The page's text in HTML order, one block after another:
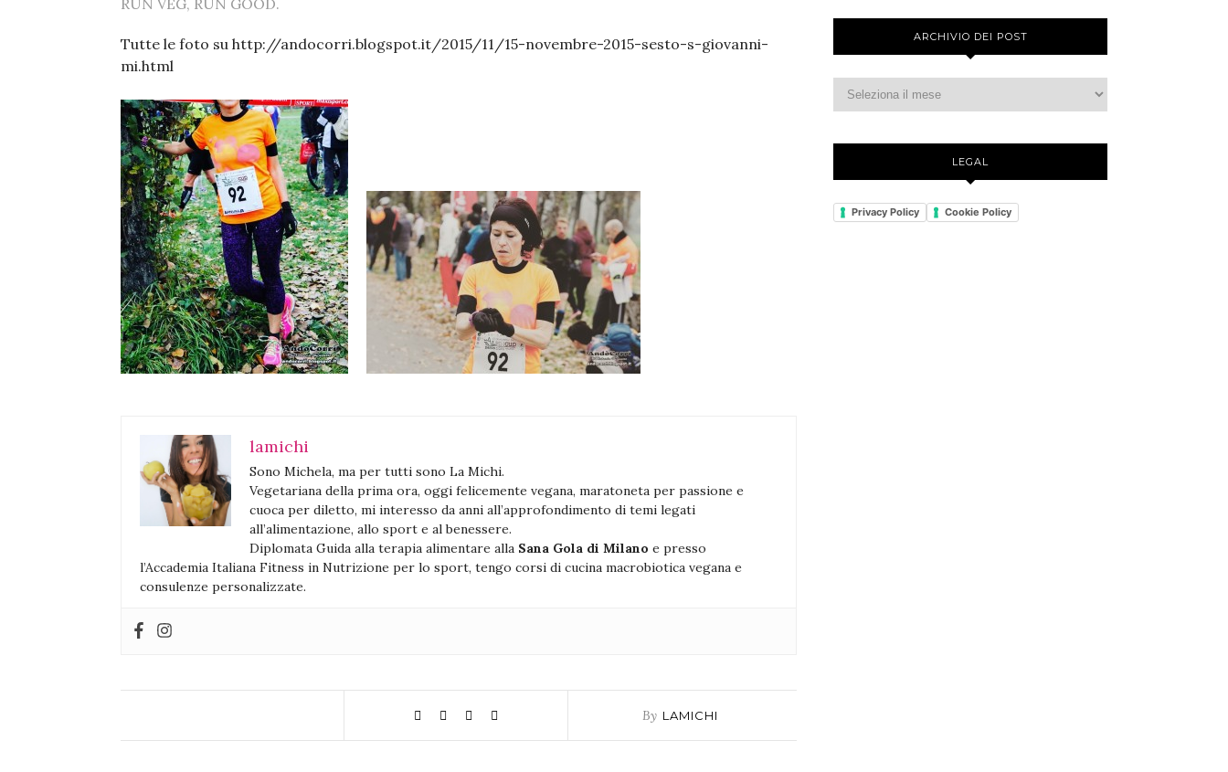
RUN VEG, RUN GOOD.
Tutte le foto su http://andocorri.blogspot.it/2015/11/15-novembre-2015-sesto-s-giovanni-
mi.html
lamichi
Sono Michela, ma per tutti sono La Michi.
Vegetariana della prima ora, oggi felicemente vegana, maratoneta per passione e
cuoca per diletto, mi interesso da anni all’approfondimento di temi legati
all’alimentazione, allo sport e al benessere.
Diplomata Guida alla terapia alimentare alla Sana Gola di Milano e presso
l’Accademia Italiana Fitness in Nutrizione per lo sport, tengo corsi di cucina macrobiotica vegana e
consulenze personalizzate.
By LAMICHI
ARCHIVIO DEI POST
LEGAL
Privacy Policy Cookie Policy